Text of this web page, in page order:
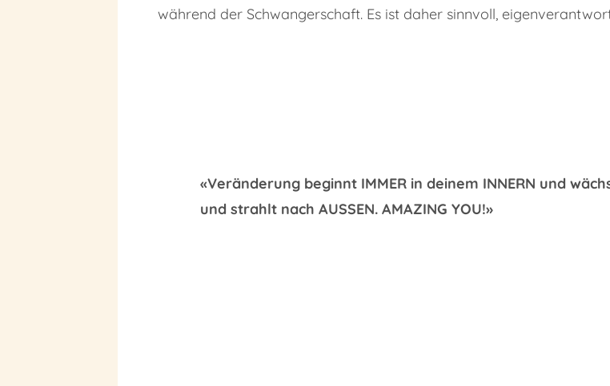
während der Schwangerschaft. Es ist daher sinnvoll,
«Veränderung beginnt IMMER in deinem INNERN und
und strahlt nach AUSSEN. AMAZING YOU!»